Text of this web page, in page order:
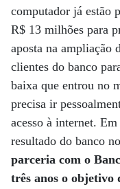
computador já estão
R$ 13 milhões para
aposta na ampliação
clientes do banco
baixa que entrou no
precisa ir
acesso à internet.
resultado do banco
parceria com o
três anos o objetivo